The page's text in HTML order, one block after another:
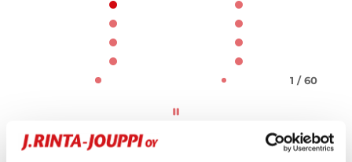
1 / 60